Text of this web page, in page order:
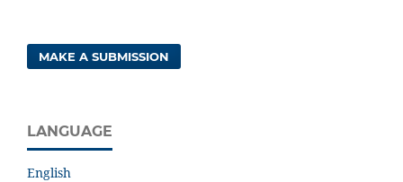
MAKE A SUBMISSION
LANGUAGE
English